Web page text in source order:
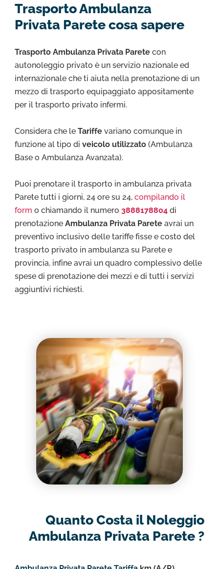
Trasporto Ambulanza
Privata Parete cosa sapere
Trasporto Ambulanza Privata Parete con
autonoleggio privato è un servizio nazionale ed
internazionale che ti aiuta nella prenotazione di un
mezzo di trasporto equipaggiato appositamente
per il trasporto privato infermi.
Considera che le Tariffe variano comunque in
funzione al tipo di veicolo utilizzato (Ambulanza
Base o Ambulanza Avanzata).
Puoi prenotare il trasporto in ambulanza privata
Parete tutti i giorni, 24 ore su 24, compilando il
form o chiamando il numero 3888178804 di
prenotazione Ambulanza Privata Parete avrai un
preventivo inclusivo delle tariffe fisse e costo del
trasporto privato in ambulanza su Parete e
provincia, infine avrai un quadro complessivo delle
spese di prenotazione dei mezzi e di tutti i servizi
aggiuntivi richiesti.
Quanto Costa il Noleggio
Ambulanza Privata Parete ?